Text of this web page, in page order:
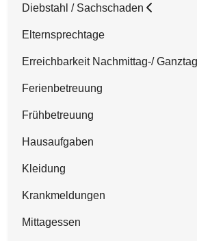
Diebstahl / Sachschaden
Elternsprechtage
Erreichbarkeit Nachmittag-/
Ferienbetreuung
Frühbetreuung
Hausaufgaben
Kleidung
Krankmeldungen
Mittagessen